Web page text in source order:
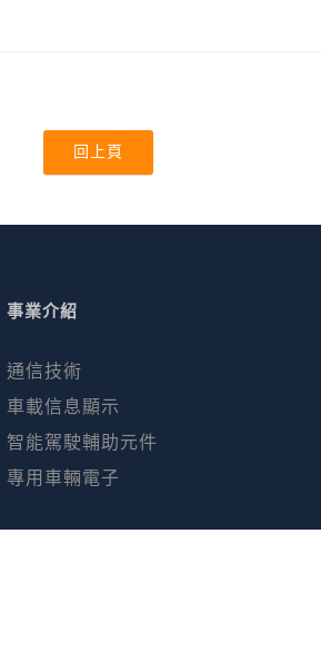
回上頁
事業介紹
通信技術
車載信息顯示
智能駕駛輔助元件
專用車輛電子